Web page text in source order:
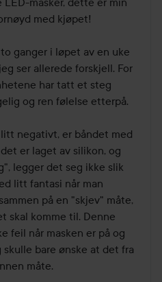
med kjøpet!
ganger i løpet av en uke
ser allerede forskjell. For
har tatt et steg
og ren følelse etterpå.
negativt, er båndet med
er laget av silikon, og
legger det seg ikke slik
litt fantasi når man
på en "skjev" måte,
skal komme til. Denne
feil når masken er på og
bare ønske at det fra
måte.